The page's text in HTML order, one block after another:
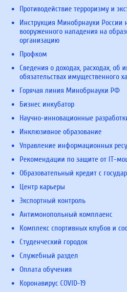
Противодействие терроризму и
Инструкция Минобрнауки России
вооруженного нападения на
организацию
Профком
Сведения о доходах, расходах, об
обязательствах имущественного
Горячая линия Минобрнауки РФ
Бизнес инкубатор
Научно-инновационные
Инклюзивное образование
Управление информационных
Рекомендации по защите от IT-
Образовательный кредит с
Центр карьеры
Экспортный контроль
Антимонопольный комплаенс
Комплекс спортивных клубов и
Студенческий городок
Служебный раздел
Оплата обучения
Коронавирус COVID-19